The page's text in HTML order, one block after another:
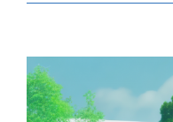
Zeige
grösseres
Bild